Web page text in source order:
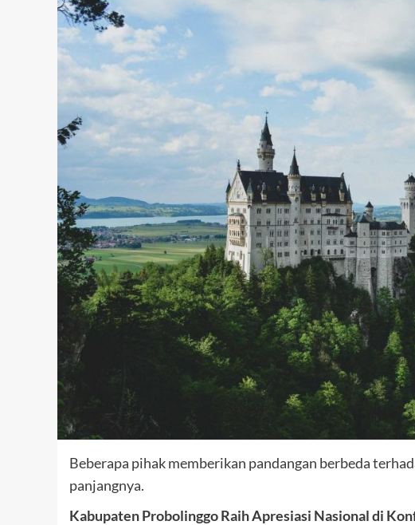
Beberapa pihak memberikan pandangan berbeda
panjangnya.
Kabupaten Probolinggo Raih Apresiasi Nasional di